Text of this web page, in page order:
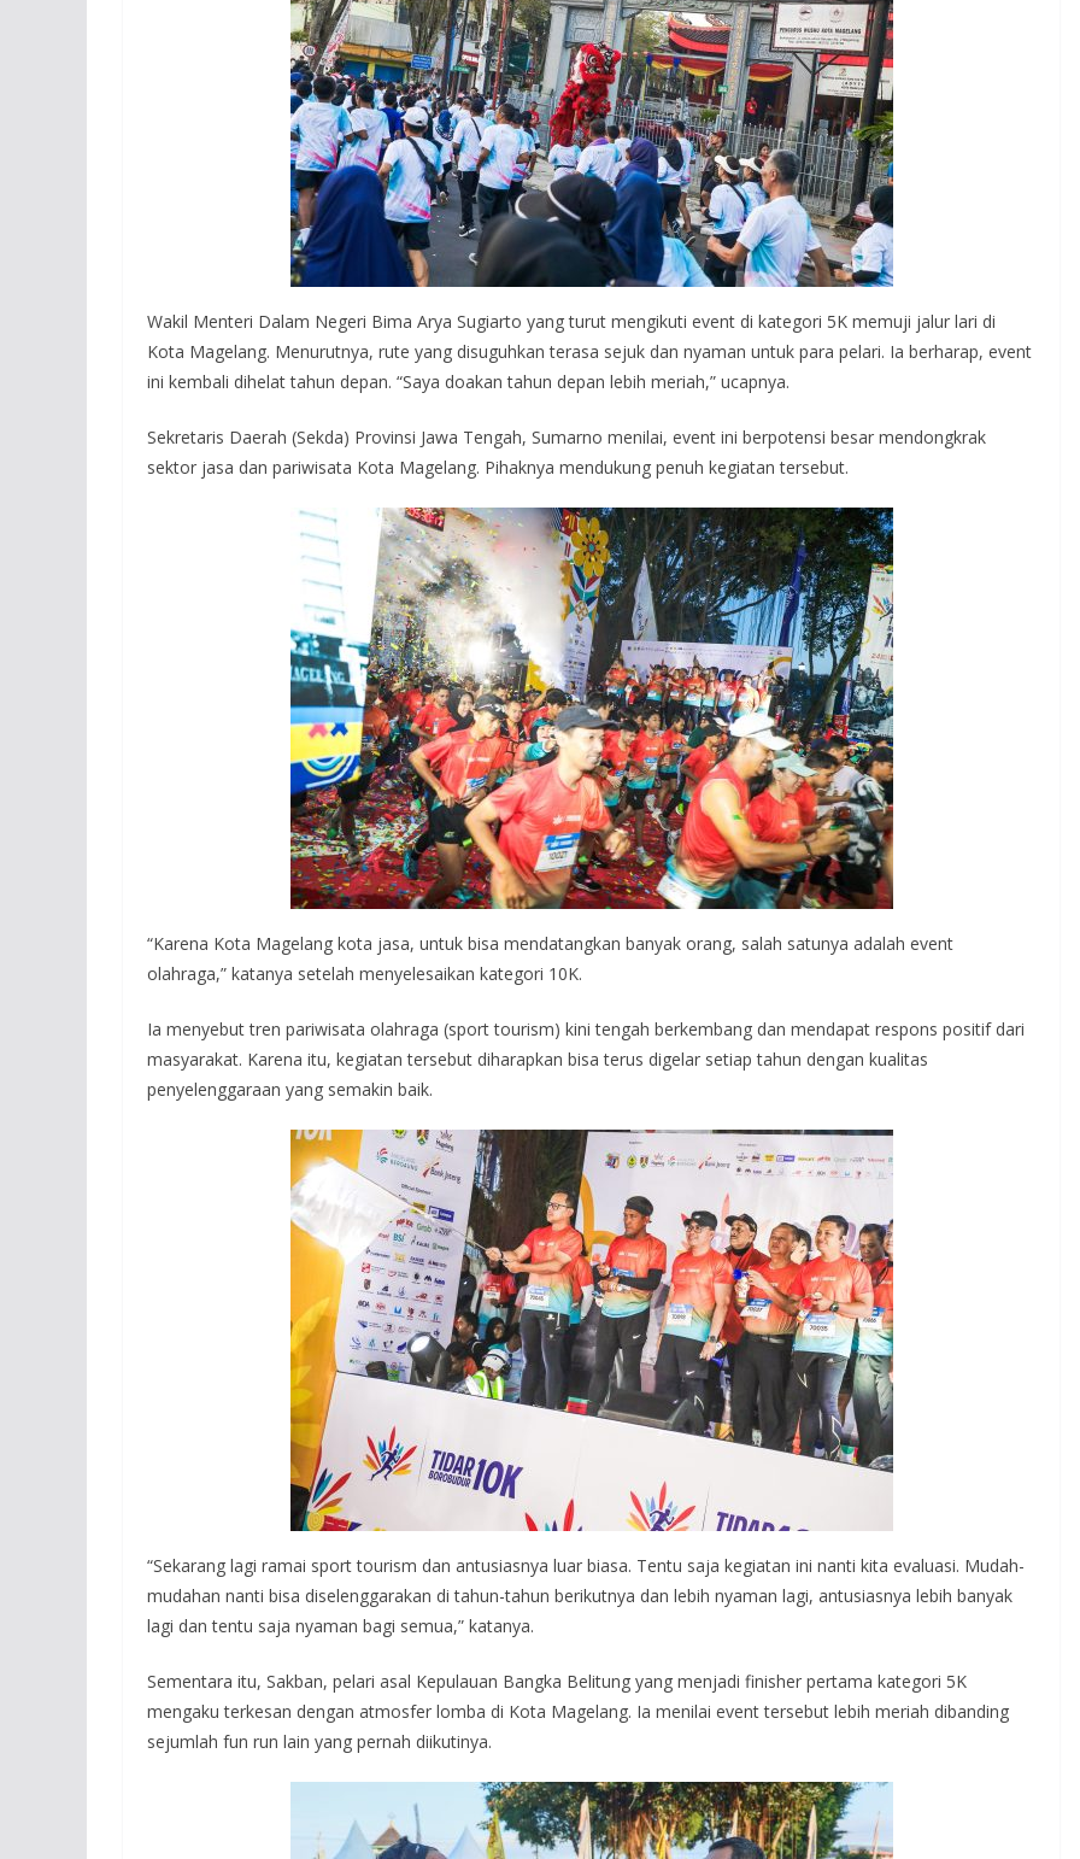
Wakil Menteri Dalam Negeri Bima Arya Sugiarto yang turut mengikuti event di kategori 5K memuji jalur lari di
Kota Magelang. Menurutnya, rute yang disuguhkan terasa sejuk dan nyaman untuk para pelari. Ia berharap, event
ini kembali dihelat tahun depan. “Saya doakan tahun depan lebih meriah,” ucapnya.
Sekretaris Daerah (Sekda) Provinsi Jawa Tengah, Sumarno menilai, event ini berpotensi besar mendongkrak
sektor jasa dan pariwisata Kota Magelang. Pihaknya mendukung penuh kegiatan tersebut.
“Karena Kota Magelang kota jasa, untuk bisa mendatangkan banyak orang, salah satunya adalah event
olahraga,” katanya setelah menyelesaikan kategori 10K.
Ia menyebut tren pariwisata olahraga (sport tourism) kini tengah berkembang dan mendapat respons positif dari
masyarakat. Karena itu, kegiatan tersebut diharapkan bisa terus digelar setiap tahun dengan kualitas
penyelenggaraan yang semakin baik.
“Sekarang lagi ramai sport tourism dan antusiasnya luar biasa. Tentu saja kegiatan ini nanti kita evaluasi. Mudah-
mudahan nanti bisa diselenggarakan di tahun-tahun berikutnya dan lebih nyaman lagi, antusiasnya lebih banyak
lagi dan tentu saja nyaman bagi semua,” katanya.
Sementara itu, Sakban, pelari asal Kepulauan Bangka Belitung yang menjadi finisher pertama kategori 5K
mengaku terkesan dengan atmosfer lomba di Kota Magelang. Ia menilai event tersebut lebih meriah dibanding
sejumlah fun run lain yang pernah diikutinya.